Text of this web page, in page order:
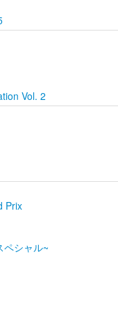
Vol. 2
Prix
ペシャル~